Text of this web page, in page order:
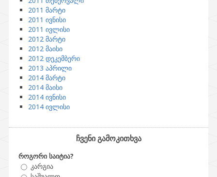
2011 მარტი
2011 ივნისი
2011 ივლისი
2012 მარტი
2012 მაისი
2012 დეკემბერი
2013 აპრილი
2014 მარტი
2014 მაისი
2014 ივნისი
2014 ივლისი
ჩვენი გამოკითხვა
როგორი საიტია?
კარგია